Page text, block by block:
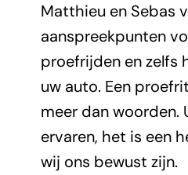
Matthieu en Sebas
aanspreekpunten
proefrijden en zelfs
uw auto. Een
meer dan woorden.
ervaren, het is een
wij ons bewust zijn.